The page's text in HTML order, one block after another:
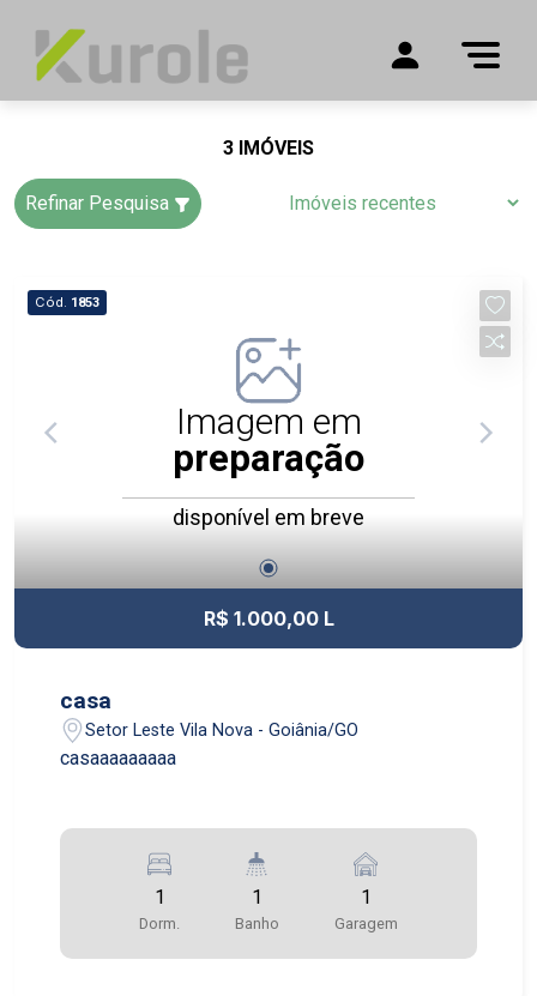
3 IMÓVEIS
Refinar Pesquisa
Cód. 1853
Imagem em
preparação
disponível em breve
R$ 1.000,00 L
casa
Setor Leste Vila Nova - Goiânia/GO
casaaaaaaaaa
1
Dorm.
1
Banho
1
Garagem